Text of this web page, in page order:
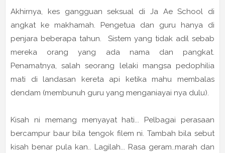
Akhirnya, kes gangguan seksual di Ja Ae School di
angkat ke makhamah. Pengetua dan guru hanya di
penjara beberapa tahun. Sistem yang tidak adil sebab
mereka orang yang ada nama dan pangkat.
Penamatnya, salah seorang lelaki mangsa pedophilia
mati di landasan kereta api ketika mahu membalas
dendam (membunuh guru yang menganiayai nya dulu).
Kisah ni memang menyayat hati... Pelbagai perasaan
bercampur baur bila tengok filem ni. Tambah bila sebut
kisah benar pula kan.. Lagilah... Rasa geram..marah dan